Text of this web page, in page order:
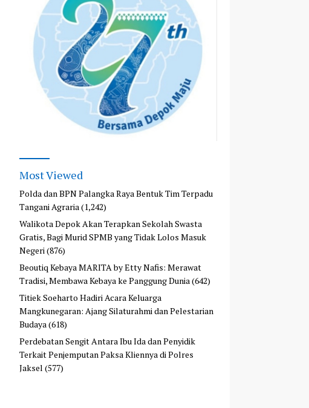
Most Viewed
Polda dan BPN Palangka Raya Bentuk Tim Terpadu
Tangani Agraria(1,242)
Walikota Depok Akan Terapkan Sekolah Swasta
Gratis, Bagi Murid SPMB yang Tidak Lolos Masuk
Negeri(876)
Beoutiq Kebaya MARITA by Etty Nafis: Merawat
Tradisi, Membawa Kebaya ke Panggung Dunia(642)
Titiek Soeharto Hadiri Acara Keluarga
Mangkunegaran: Ajang Silaturahmi dan Pelestarian
Budaya(618)
Perdebatan Sengit Antara Ibu Ida dan Penyidik
Terkait Penjemputan Paksa Kliennya di Polres
Jaksel (577)